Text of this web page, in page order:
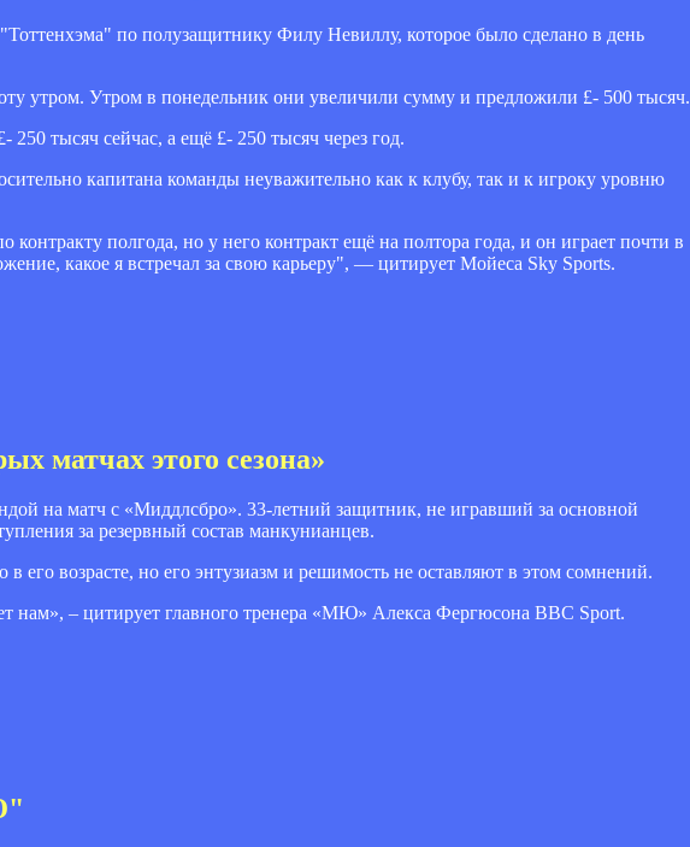
по полузащитнику Филу Невиллу, которое было сделано в день
утром. Утром в понедельник они увеличили сумму и предложили £- 500 тысяч.
тысяч сейчас, а ещё £- 250 тысяч через год.
капитана команды неуважительно как к клубу, так и к игроку уровню
полгода, но у него контракт ещё на полтора года, и он играет почти в
какое я встречал за свою карьеру", — цитирует Мойеса Sky Sports.
матчах этого сезона»
на матч с «Миддлсбро». 33-летний защитник, не игравший за основной
за резервный состав манкунианцев.
его возрасте, но его энтузиазм и решимость не оставляют в этом сомнений.
нам», – цитирует главного тренера «МЮ» Алекса Фергюсона BBC Sport.